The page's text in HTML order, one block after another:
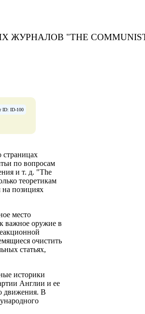
"THE COMMUNIST
ID: ID-100
страницах
по вопросам
и т. д. "The
теоретикам
на позициях
место
важное оружие в
очистить
статьях,
историки
Англии и ее
движения. В